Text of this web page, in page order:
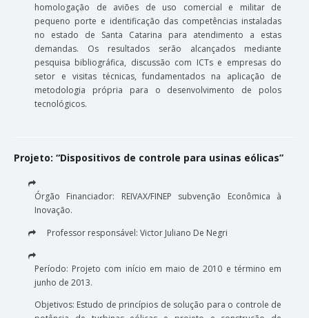
homologação de aviões de uso comercial e militar de
pequeno porte e identificação das competências instaladas
no estado de Santa Catarina para atendimento a estas
demandas. Os resultados serão alcançados mediante
pesquisa bibliográfica, discussão com ICTs e empresas do
setor e visitas técnicas, fundamentados na aplicação de
metodologia própria para o desenvolvimento de polos
tecnológicos.
Projeto: “Dispositivos de controle para usinas eólicas”
Órgão Financiador: REIVAX/FINEP subvenção Econômica à
Inovação.
Professor responsável: Victor Juliano De Negri
Período: Projeto com início em maio de 2010 e término em
junho de 2013.
Objetivos: Estudo de princípios de solução para o controle de